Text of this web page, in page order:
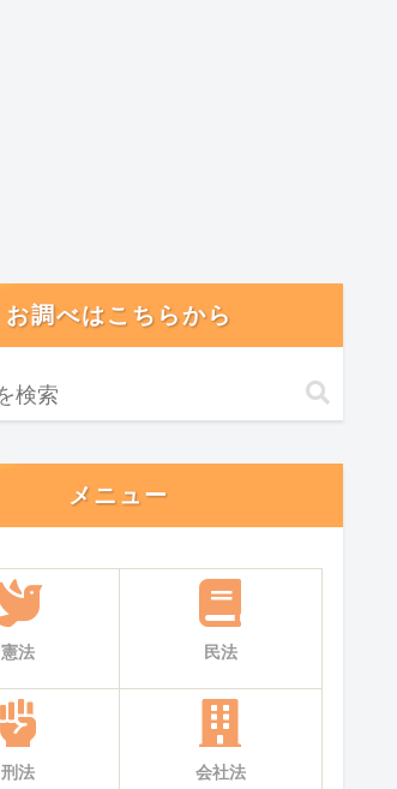
お調べはこちらから
メニュー
憲法 民法
刑法 会社法